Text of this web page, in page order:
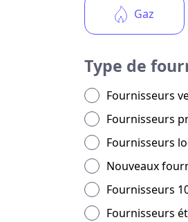
Gaz
Type de
Fournisseurs
Fournisseurs
Fournisseurs
Nouveaux
Fournisseurs
Fournisseurs